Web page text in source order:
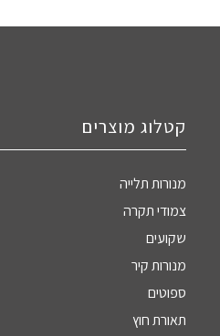
קטלוג מוצרים
מנורות תלייה
צמודי תקרה
שקועים
מנורות קיר
ספוטים
תאורת חוץ